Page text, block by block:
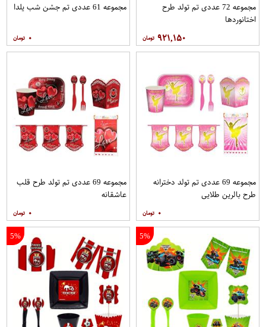
مجموعه 72 عددی تم تولد طرح
اختانوردها
۹۲۱,۱۵۰
مجموعه 61 عددی تم جشن شب یلدا
۰
مجموعه 69 عددی تم تولد دخترانه
طرح بالرین طلایی
۰
مجموعه 69 عددی تم تولد طرح قلب
عاشقانه
۰
5%
5%